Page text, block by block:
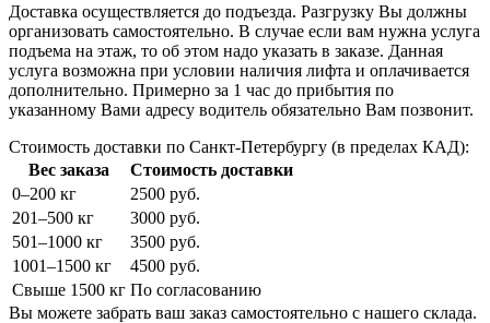
Доставка осуществляется до подъезда. Разгрузку Вы должны
организовать самостоятельно. В случае если вам нужна услуга
подъема на этаж, то об этом надо указать в заказе. Данная
услуга возможна при условии наличия лифта и оплачивается
дополнительно. Примерно за 1 час до прибытия по
указанному Вами адресу водитель обязательно Вам позвонит.
Стоимость доставки по Санкт-Петербургу (в пределах КАД):
Вес заказа
Стоимость доставки
0–200 кг
2500 руб.
201–500 кг
3000 руб.
501–1000 кг
3500 руб.
1001–1500 кг
4500 руб.
Свыше 1500 кг По согласованию
Вы можете забрать ваш заказ самостоятельно с нашего склада.